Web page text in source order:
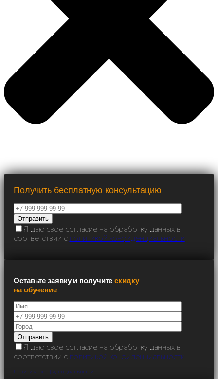
Получить бесплатную консультацию
Я даю свое согласие на обработку данных в
соответствии с политикой конфиденциальности
Оставьте заявку и получитескидку
на обучение
Я даю свое согласие на обработку данных в
соответствии с политикой конфиденциальности
Политика конфиденциальности